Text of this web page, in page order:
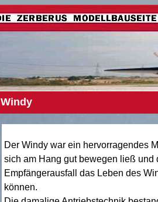
Windy
Der Windy war ein hervorragendes
sich am Hang gut bewegen ließ
Empfängerausfall das Leben des
können.